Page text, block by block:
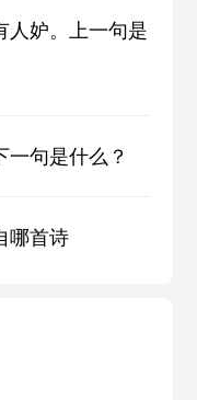
人妒。上一句是
句是什么？
哪首诗